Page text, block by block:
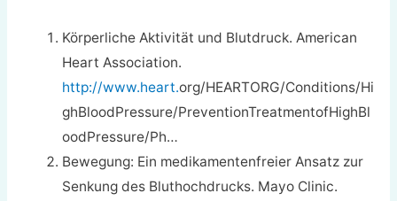
Körperliche Aktivität und Blutdruck. American
Heart Association.
http://www.heart.org/HEARTORG/Conditions/Hi
ghBloodPressure/PreventionTreatmentofHighBl
oodPressure/Ph…
Bewegung: Ein medikamentenfreier Ansatz zur
Senkung des Bluthochdrucks. Mayo Clinic.